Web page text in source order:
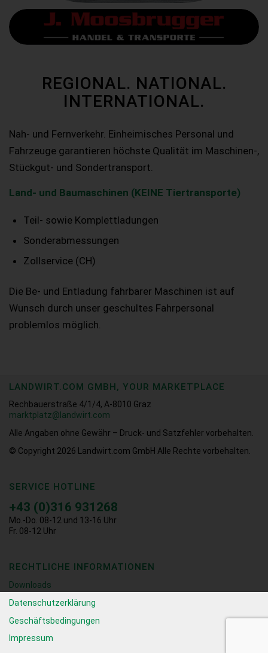
REGIONAL. NATIONAL.
INTERNATIONAL.
Nah- und Fernverkehr. Einheimisches Personal und
Fahrzeuge garantieren höchste Qualität im Maschinen-,
Stückgut- und Sondertransport.
Land- und Baumaschinen (KEINE Tiertransporte)
Teil- sowie Komplettladungen
Sonderabmessungen
Zollservice (CH)
Die Be- und Entladung fahrbarer Maschinen ist auf
Wunsch durch unser geschultes Fahrpersonal
problemlos möglich.
LANDWIRT.COM GMBH, YOUR MARKETPLACE
Rechbauerstraße 4/1/4, A-8010 Graz
marktplatz@landwirt.com
Alle Angaben ohne Gewähr – Druck- und Satzfehler vorbehalten.
© Copyright 2026
Landwirt.com GmbH Alle Rechte vorbehalten.
SERVICE HOTLINE
+43 (0)316 931268
Mo.-Do. 08-12 und 13-16 Uhr
Fr. 08-12 Uhr
RECHTLICHE INFORMATIONEN
Downloads
Datenschutzerklärung
Geschäftsbedingungen
Impressum